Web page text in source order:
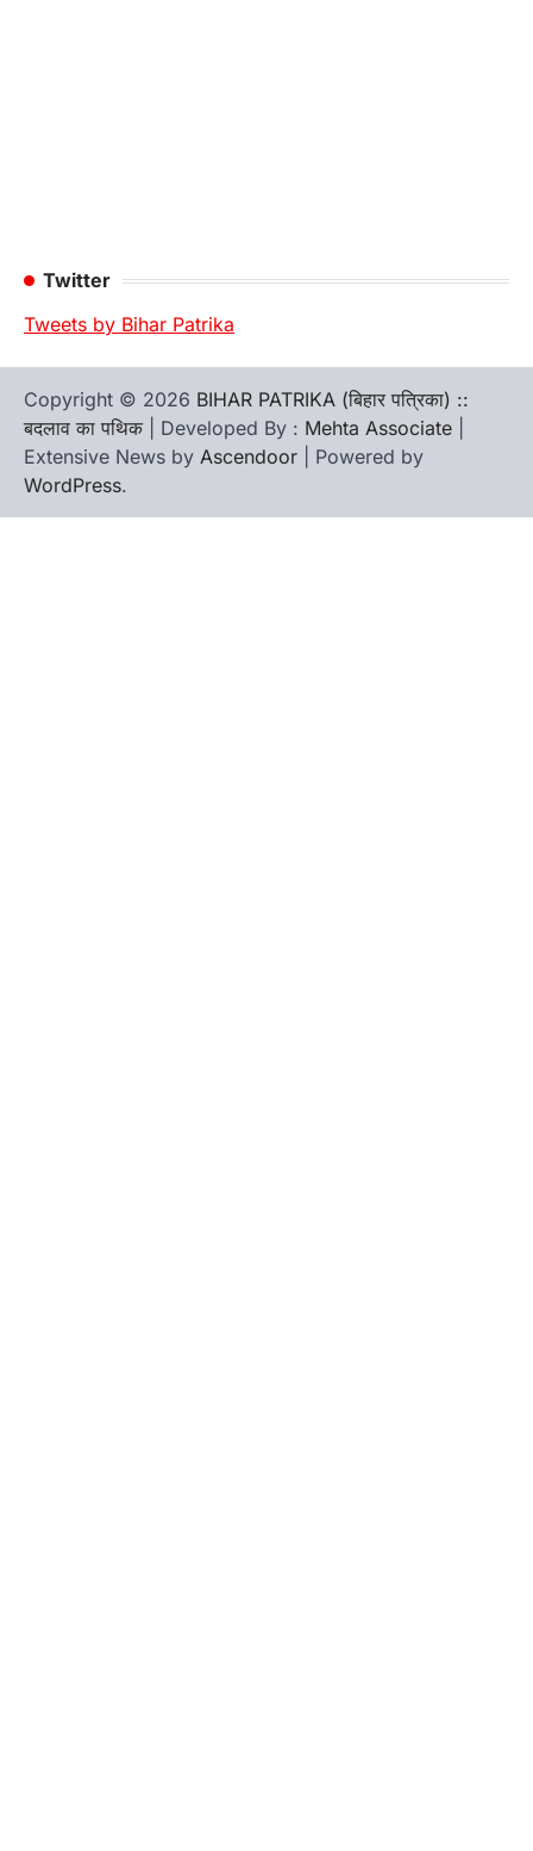
Twitter
Tweets by Bihar Patrika
Copyright © 2026 BIHAR PATRIKA (बिहार पत्रिका) ::
बदलाव का पथिक | Developed By : Mehta Associate
Extensive News by Ascendoor | Powered by
WordPress.